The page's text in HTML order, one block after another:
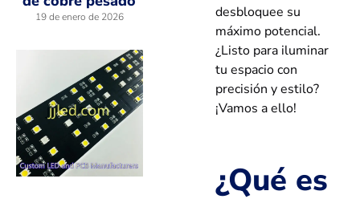
19 de enero de 2026
desbloquee su
máximo potencial.
¿Listo para iluminar
tu espacio con
precisión y estilo?
¡Vamos a ello!
¿Qué es